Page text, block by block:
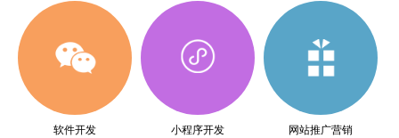
软件开发 小程序开发 网站推广营销